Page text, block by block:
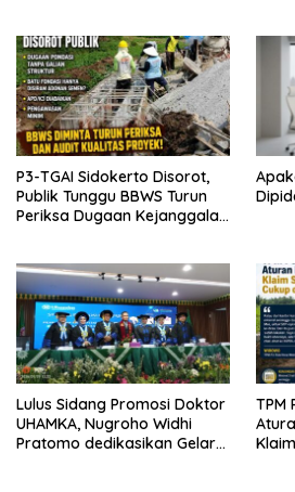
P3-TGAI Sidokerto Disorot,
Publik Tunggu BBWS Turun
Periksa Dugaan Kejanggalan
Lulus Sidang Promosi Doktor
UHAMKA, Nugroho Widhi
Pratomo dedikasikan Gelar
TPM